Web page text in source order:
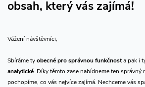
obsah, který vás zajímá!
Vážení návštěvníci,
Sbíráme tyobecné pro správnou funkčnosta pak i
analytické. Díky těmto zase nabídneme ten správný
pochopíme, co vás nejvíce zajímá. Nechceme vás
Přijímáme online platby